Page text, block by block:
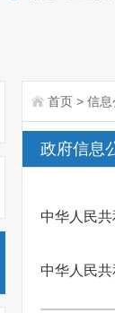
首页 > 信息
政府信息
中华人民
中华人民